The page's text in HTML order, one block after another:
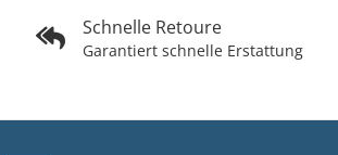
Schnelle Retoure
Garantiert schnelle Erstattung